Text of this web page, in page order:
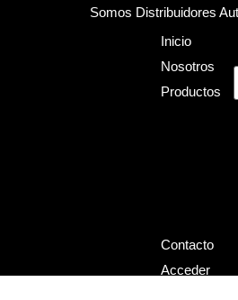
Somos Distribuidores
Inicio
Nosotros
Productos
Contacto
Acceder